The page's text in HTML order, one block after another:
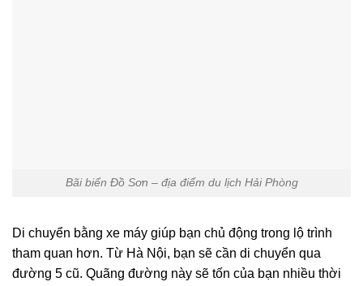
Bãi biển Đồ Sơn – địa điểm du lịch Hải Phòng
Di chuyển bằng xe máy giúp bạn chủ động trong lộ trình
tham quan hơn. Từ Hà Nội, bạn sẽ cần di chuyển qua
đường 5 cũ. Quãng đường này sẽ tốn của bạn nhiều thời